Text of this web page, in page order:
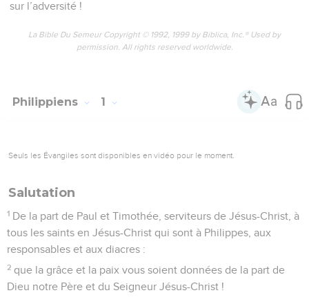
sur l’adversité !
La Bible Du Semeur Copyright © 1992, 1999 by Biblica, Inc.® Used by
permission. All rights reserved worldwide.
Philippiens 1
Seuls les Évangiles sont disponibles en vidéo pour le moment.
Salutation
1 De la part de Paul et Timothée, serviteurs de Jésus-Christ, à
tous les saints en Jésus-Christ qui sont à Philippes, aux
responsables et aux diacres :
2 que la grâce et la paix vous soient données de la part de
Dieu notre Père et du Seigneur Jésus-Christ !